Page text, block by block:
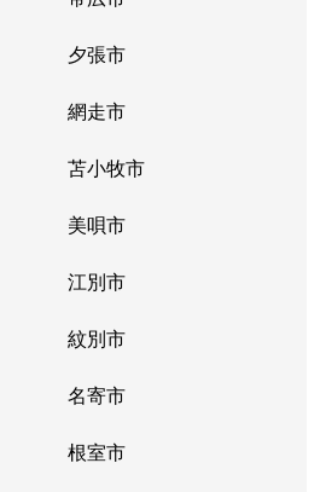
夕張市
網走市
苫小牧市
美唄市
江別市
紋別市
名寄市
根室市